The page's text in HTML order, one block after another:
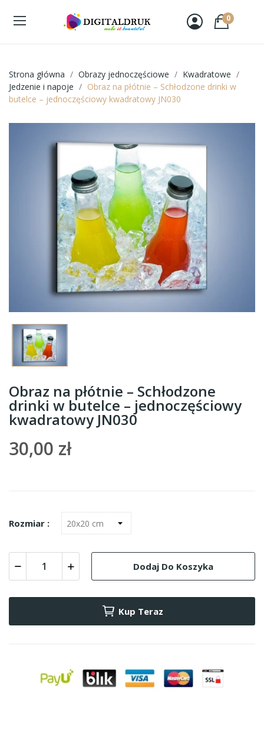
0
Strona główna Obrazy jednoczęściowe
Kwadratowe
Jedzenie i napoje
Obraz na płótnie – Schłodzone drinki w
butelce – jednoczęściowy kwadratowy JN030
Obraz na płótnie – Schłodzone
drinki w butelce – jednoczęściowy
kwadratowy JN030
30,00 zł
Rozmiar :
Dodaj Do Koszyka
Kup Teraz